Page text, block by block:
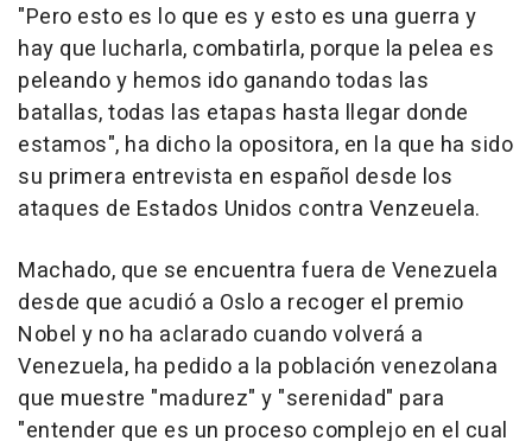
"Pero esto es lo que es y esto es una guerra y
hay que lucharla, combatirla, porque la pelea es
peleando y hemos ido ganando todas las
batallas, todas las etapas hasta llegar donde
estamos", ha dicho la opositora, en la que ha sido
su primera entrevista en español desde los
ataques de Estados Unidos contra Venzeuela.
Machado, que se encuentra fuera de Venezuela
desde que acudió a Oslo a recoger el premio
Nobel y no ha aclarado cuando volverá a
Venezuela, ha pedido a la población venezolana
que muestre "madurez" y "serenidad" para
"entender que es un proceso complejo en el cual